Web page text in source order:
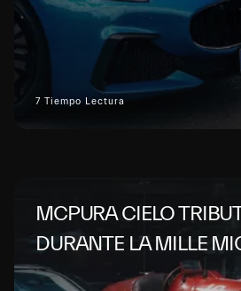
7 Tiempo Lectura
MCPURA CIELO
DURANTE LA MILLE